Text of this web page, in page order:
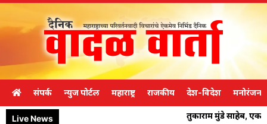
संपर्क न्युज पोर्टल महाराष्ट्र राजकीय देश-विदेश मनोरंजन
Live News तुकाराम मुंडे साहेब,